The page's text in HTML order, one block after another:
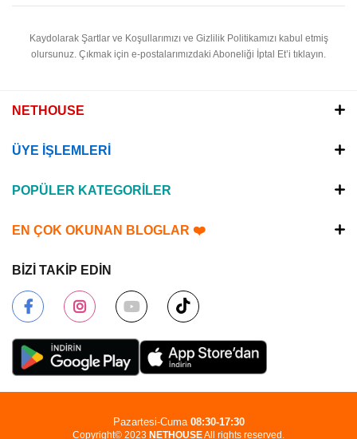
Kaydolarak Şartlar ve Koşullarımızı ve Gizlilik Politikamızı kabul etmiş
olursunuz. Çıkmak için e-postalarımızdaki Aboneliği İptal Et’i tıklayın.
NETHOUSE
ÜYE İŞLEMLERİ
POPÜLER KATEGORİLER
EN ÇOK OKUNAN BLOGLAR ❤️
BİZİ TAKİP EDİN
Copyright© 2023 NETHOUSEAll rights reserved.
Pazartesi-Cuma 08:30-17:30